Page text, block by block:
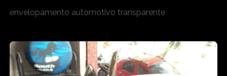
envelopamento automotivo transparente